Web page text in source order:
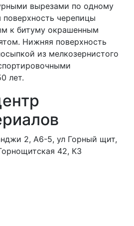
вырезами по одному
черепицы
к битуму окрашенным
Нижняя поверхность
из мелкозернистого
лет.
2, А6-5, ул Горный щит,
42, К3